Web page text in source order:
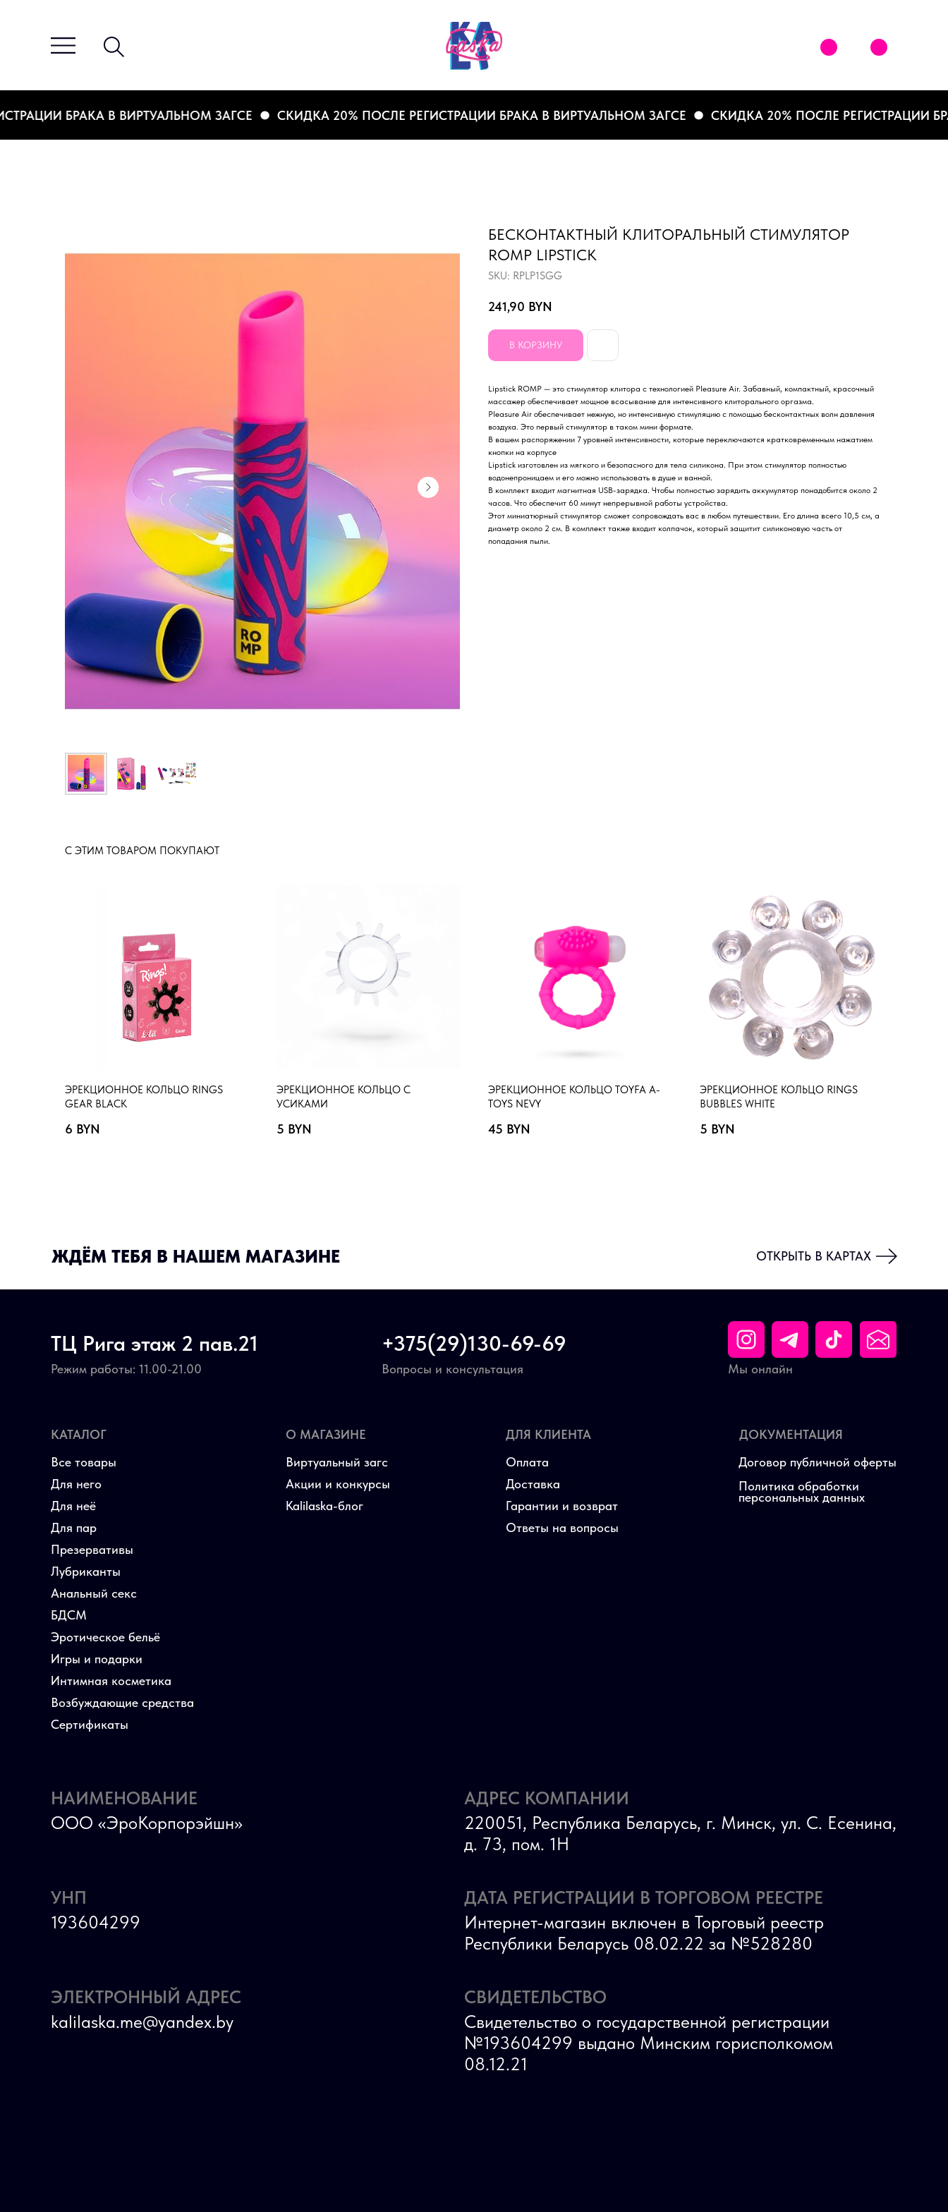
БРАКА В ВИРТУАЛЬНОМ ЗАГСЕ СКИДКА 20% ПОСЛЕ РЕГИСТРАЦИИ БРАКА В ВИРТУАЛЬНОМ ЗАГСЕ СКИДКА 20% ПОСЛЕ РЕГИСТРАЦИИ
БЕСКОНТАКТНЫЙ КЛИТОРАЛЬНЫЙ СТИМУЛЯТОР
ROMP LIPSTICK
SKU: RPLP1SGG
241,90 BYN
В КОРЗИНУ
Lipstick ROMP — это стимулятор клитора с технологией Pleasure Air. Забавный, компактный, красочный
массажер обеспечивает мощное всасывание для интенсивного клиторального оргазма.
Pleasure Air обеспечивает нежную, но интенсивную стимуляцию с помощью бесконтактных волн давления
воздуха. Это первый стимулятор в таком мини формате.
В вашем распоряжении 7 уровней интенсивности, которые переключаются кратковременным нажатием
кнопки на корпусе
Lipstick изготовлен из мягкого и безопасного для тела силикона. При этом стимулятор полностью
водонепроницаем и его можно использовать в душе и ванной.
В комплект входит магнитная USB-зарядка. Чтобы полностью зарядить аккумулятор понадобится около 2
часов. Что обеспечит 60 минут непрерывной работы устройства.
Этот миниатюрный стимулятор сможет сопровождать вас в любом путешествии. Его длина всего 10,5 см, а
диаметр около 2 см. В комплект также входит колпачок, который защитит силиконовую часть от
попадания пыли.
С ЭТИМ ТОВАРОМ ПОКУПАЮТ
ЭРЕКЦИОННОЕ КОЛЬЦО RINGS
GEAR BLACK
6 BYN
ЭРЕКЦИОННОЕ КОЛЬЦО С
УСИКАМИ
5 BYN
ЭРЕКЦИОННОЕ КОЛЬЦО TOYFA A-
TOYS NEVY
45 BYN
ЭРЕКЦИОННОЕ КОЛЬЦО RINGS
BUBBLES WHITE
5 BYN
ЖДЁМ ТЕБЯ В НАШЕМ МАГАЗИНЕ ОТКРЫТЬ В КАРТАХ
Виртуальный загс
Акции и конкурсы
Kalilaska-блог
О МАГАЗИНЕ
Договор публичной оферты
Политика обработки
персональных данных
ДОКУМЕНТАЦИЯ
ТЦ Рига этаж 2 пав.21
Режим работы: 11.00-21.00 Мы онлайн
+375(29)130-69-69
Вопросы и консультация
КАТАЛОГ
Для него
Для неё
Для пар
БДСМ
Эротическое бельё
Игры и подарки
Интимная косметика
Возбуждающие средства
Все товары
Презервативы
Лубриканты
Анальный секс
Сертификаты
Оплата
Гарантии и возврат
Ответы на вопросы
ДЛЯ КЛИЕНТА
Доставка
УНП
193604299
СВИДЕТЕЛЬСТВО
Свидетельство о государственной регистрации
№193604299 выдано Минским горисполкомом
08.12.21
ДАТА РЕГИСТРАЦИИ В ТОРГОВОМ РЕЕСТРЕ
Интернет-магазин включен в Торговый реестр
Республики Беларусь 08.02.22 за №528280
ЭЛЕКТРОННЫЙ АДРЕС
kalilaska.me@yandex.by
АДРЕС КОМПАНИИ
220051, Республика Беларусь, г. Минск, ул. С. Есенина,
д. 73, пом. 1Н
НАИМЕНОВАНИЕ
ООО «ЭроКорпорэйшн»